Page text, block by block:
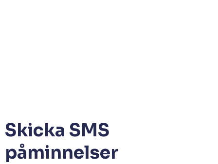
Skicka SMS
påminnelser